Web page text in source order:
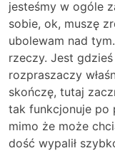
jesteśmy w ogóle
sobie, ok, muszę
ubolewam nad
rzeczy. Jest
rozpraszaczy
skończę, tutaj
tak funkcjonuje po
mimo że może
dość wypalił